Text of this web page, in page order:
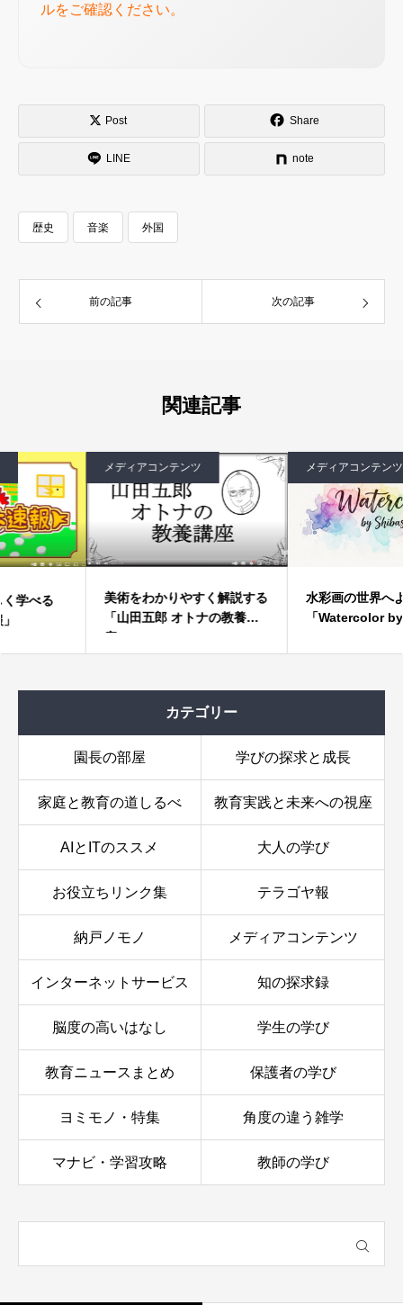
ルをご確認ください。
Post Share
LINE note
歴史 音楽 外国
前の記事 次の記事
関連記事
メディアコンテンツ
美術をわかりやすく解説する
「山田五郎 オトナの教養講
メディアコンテンツ
水彩画の世界へようこそ！
「Watercolor by
カテゴリー
園長の部屋 学びの探求と成長
家庭と教育の道しるべ 教育実践と未来への視座
AIとITのススメ 大人の学び
お役立ちリンク集 テラゴヤ報
納戸ノモノ メディアコンテンツ
インターネットサービス 知の探求録
脳度の高いはなし 学生の学び
教育ニュースまとめ 保護者の学び
ヨミモノ・特集 角度の違う雑学
マナビ・学習攻略 教師の学び